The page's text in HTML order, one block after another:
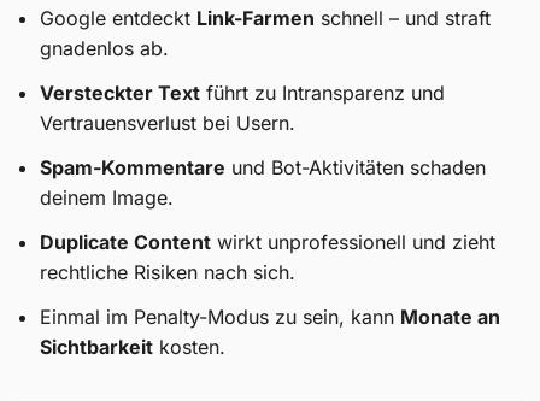
Google entdeckt Link-Farmen schnell – und straft
gnadenlos ab.
Versteckter Textführt zu Intransparenz und
Vertrauensverlust bei Usern.
Spam-Kommentare und Bot-Aktivitäten schaden
deinem Image.
Duplicate Contentwirkt unprofessionell und zieht
rechtliche Risiken nach sich.
Einmal im Penalty-Modus zu sein, kann Monate an
Sichtbarkeitkosten.